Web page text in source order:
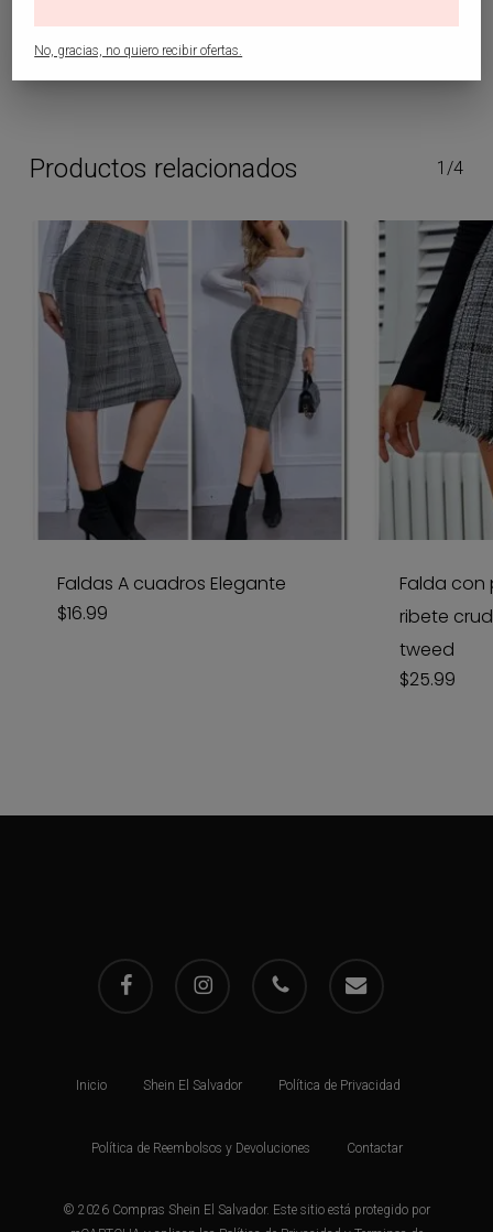
Productos relacionados 1/4
Faldas A cuadros Elegante
$16.99
Falda
ribete
tweed
$25.99
facebook instagram phone email
Inicio Shein El Salvador Política de Privacidad
Política de Reembolsos y Devoluciones Contactar
© 2026 Compras Shein El Salvador. Este sitio está protegido por
No, gracias, no quiero recibir ofertas.